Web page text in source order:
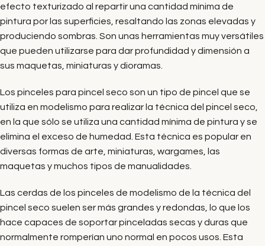
efecto texturizado al repartir una cantidad mínima de
pintura por las superficies, resaltando las zonas elevadas y
produciendo sombras. Son unas herramientas muy versátiles
que pueden utilizarse para dar profundidad y dimensión a
sus maquetas, miniaturas y dioramas.
Los pinceles para pincel seco son un tipo de pincel que se
utiliza en modelismo para realizar la técnica del pincel seco,
en la que sólo se utiliza una cantidad mínima de pintura y se
elimina el exceso de humedad. Esta técnica es popular en
diversas formas de arte, miniaturas, wargames, las
maquetas y muchos tipos de manualidades.
Las cerdas de los pinceles de modelismo de la técnica del
pincel seco suelen ser más grandes y redondas, lo que los
hace capaces de soportar pinceladas secas y duras que
normalmente romperían uno normal en pocos usos. Esta